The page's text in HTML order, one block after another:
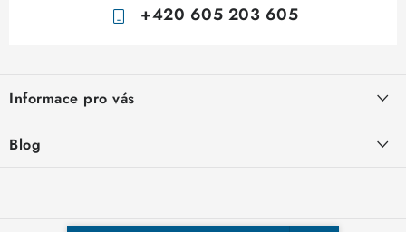
+420 605 203 605
p
a
Informace pro vás
Otevírací doba výdejny
Blog
Nakupujte u nás hned a zaplaťte později – nově přijímáme Skip